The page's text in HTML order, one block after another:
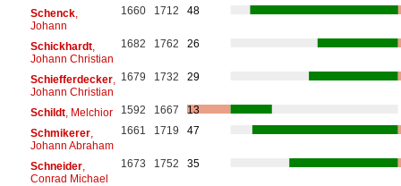
Schenck,
Johann
1660 1712 48
Schickhardt,
Johann Christian
1682 1762 26
Schiefferdecker,
Johann Christian
1679 1732 29
Schildt, Melchior 1592 1667
13
Schmikerer,
Johann Abraham
1661 1719 47
Schneider,
Conrad Michael
1673 1752 35